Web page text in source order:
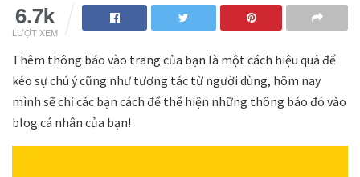
6.7k
LƯỢT XEM
Thêm thông báo vào trang của bạn là một cách hiệu quả để
kéo sự chú ý cũng như tương tác từ người dùng, hôm nay
mình sẽ chỉ các bạn cách để thể hiện những thông báo đó vào
blog cá nhân của bạn!